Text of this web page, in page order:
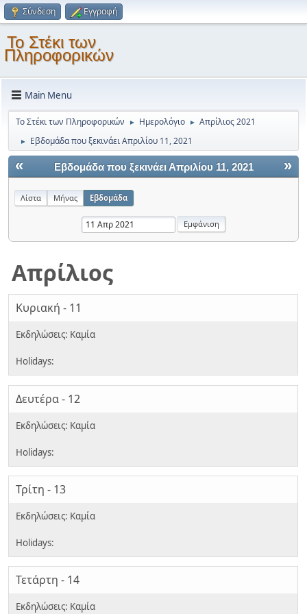
Σύνδεση Εγγραφή
Το Στέκι των
Πληροφορικών
Main Menu
Το Στέκι των Πληροφορικών ► Ημερολόγιο ► Απρίλιος 2021
► Εβδομάδα που ξεκινάει Απριλίου 11, 2021
« »
Εβδομάδα που ξεκινάει Απριλίου 11, 2021
Λίστα Μήνας Εβδομάδα
Απρίλιος
Κυριακή - 11
Δευτέρα - 12
Τρίτη - 13
Τετάρτη - 14